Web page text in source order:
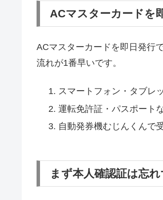
ACマスターカードを
ACマスターカードを即日発行
流れが1番早いです。
スマートフォン・タブレ
運転免許証・パスポート
自動発券機むじんくんで
まず本人確認証は忘